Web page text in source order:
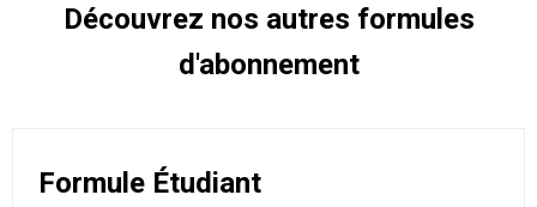
Découvrez nos autres formules
d'abonnement
Formule Étudiant